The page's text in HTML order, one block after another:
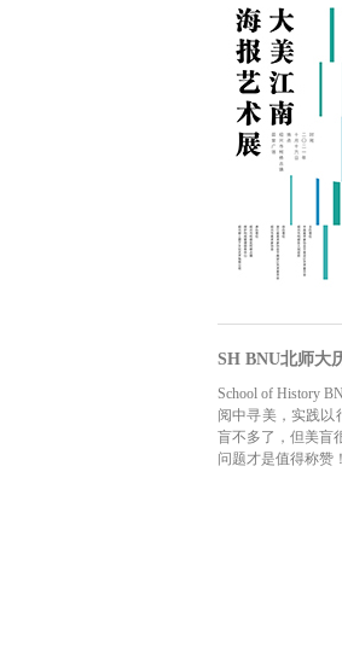
SH BNU北师大
School of History
阅中寻美，实践
盲不多了，但美盲
问题才是值得称赞